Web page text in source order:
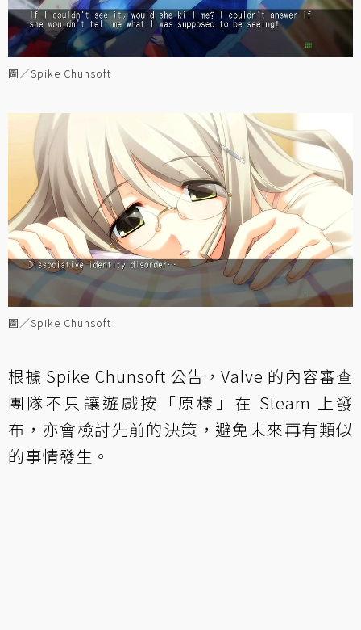
圖／Spike Chunsoft
圖／Spike Chunsoft
根據 Spike Chunsoft 公告，Valve 的內容審查
團隊不只讓遊戲按「原樣」在 Steam 上發
布，亦會檢討先前的決策，避免未來再有類似
的事情發生。